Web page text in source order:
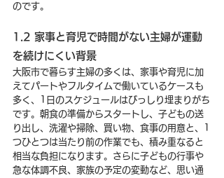
のです。
1.2 家事と育児で時間がない主婦が運動
を続けにくい背景
大阪市で暮らす主婦の多くは、家事や育児に加
えてパートやフルタイムで働いているケースも
多く、1日のスケジュールはびっしり埋まりがち
です。朝食の準備からスタートし、子どもの送
り出し、洗濯や掃除、買い物、食事の用意と、1
つひとつは当たり前の作業でも、積み重なると
相当な負担になります。さらに子どもの行事や
急な体調不良、家族の予定の変動など、思い通